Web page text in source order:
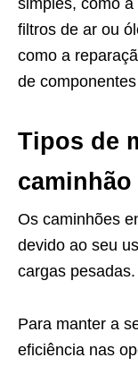
simples, como
filtros de ar ou
como a
de
Tipos de
caminhão
Os caminhões
devido ao seu
cargas pesadas.
Para manter a
eficiência nas